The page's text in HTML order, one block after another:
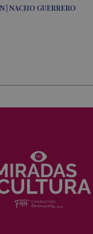
| NACHO GUERRERO